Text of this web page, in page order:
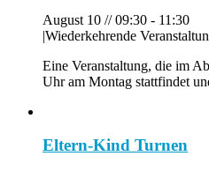
August 10 // 09:30 - 11:30
|Wiederkehrende
Eine Veranstaltung, die im
Uhr am Montag stattfindet
Eltern-Kind Turnen